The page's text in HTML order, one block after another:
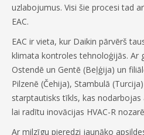
uzlabojumus. Visi šie procesi tad
EAC.
EAC ir vieta, kur Daikin pārvērš
klimata kontroles tehnoloģijās. Ar
Ostendē un Gentē (Beļģija) un
Pilzenē (Čehija), Stambulā
starptautisks tīkls, kas
lai radītu inovācijas HVAC-R
Ar milzīgu pieredzi jaunāko